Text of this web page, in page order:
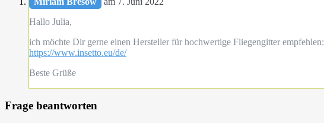
Hallo Julia,
ich möchte Dir gerne einen Hersteller für hochwertige Fliegengitter empfehlen:
https://www.insetto.eu/de/
Beste Grüße
Frage beantworten